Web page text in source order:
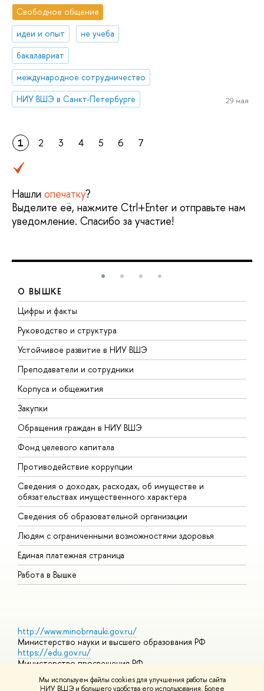
Мы используем файлы cookies для улучшения работы сайта
НИУ ВШЭ и большего удобства его использования. Более
Свободное общение
идеи и опыт
не учеба
бакалавриат
международное сотрудничество
НИУ ВШЭ в Санкт-Петербурге
29 мая
1 2 3 4 5 6 7
Нашли опечатку?
Выделите её, нажмите Ctrl+Enter и отправьте нам
уведомление. Спасибо за участие!
О ВЫШКЕ
Цифры и факты
Руководство и структура
Устойчивое развитие в НИУ ВШЭ
Преподаватели и сотрудники
Корпуса и общежития
Закупки
Обращения граждан в НИУ ВШЭ
Фонд целевого капитала
Противодействие коррупции
Сведения о доходах, расходах, об имуществе и
обязательствах имущественного характера
Сведения об образовательной организации
Людям с ограниченными возможностями здоровья
Единая платежная страница
Работа в Вышке
http://www.minobrnauki.gov.ru/
Министерство науки и высшего образования РФ
https://edu.gov.ru/
Министерство просвещения РФ
https://elearning.hse.ru/mooc
Массовые открытые онлайн-курсы